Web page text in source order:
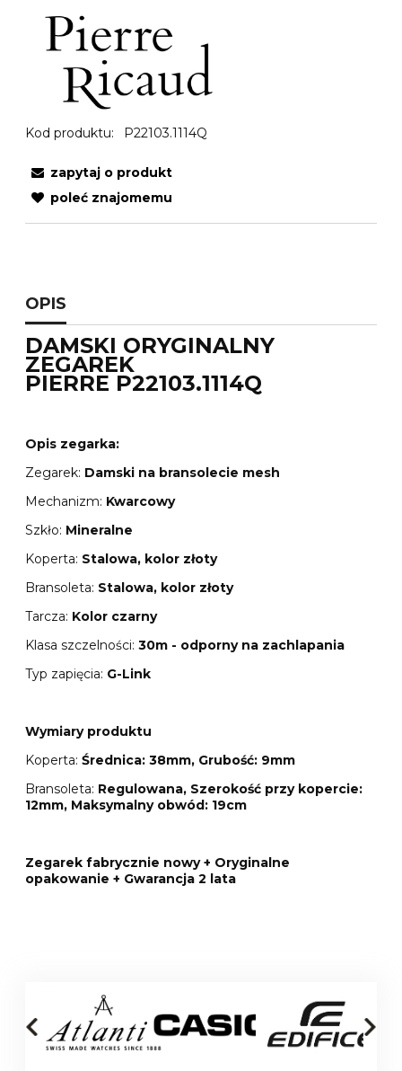
Kod produktu: P22103.1114Q
zapytaj o produkt
poleć znajomemu
OPIS
DAMSKI ORYGINALNY
ZEGAREK
PIERRE P22103.1114Q
Opis zegarka:
Zegarek: Damski na bransolecie mesh
Mechanizm: Kwarcowy
Szkło: Mineralne
Koperta: Stalowa, kolor złoty
Bransoleta: Stalowa, kolor złoty
Tarcza: Kolor czarny
Klasa szczelności: 30m - odporny na zachlapania
Typ zapięcia: G-Link
Wymiary produktu
Koperta: Średnica: 38mm, Grubość: 9mm
Bransoleta: Regulowana, Szerokość przy kopercie:
12mm, Maksymalny obwód: 19cm
Zegarek fabrycznie nowy + Oryginalne
opakowanie + Gwarancja 2 lata